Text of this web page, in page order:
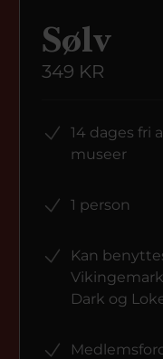
Sølv
349 KR
14 dages fri
museer
1 person
Kan
Dark og